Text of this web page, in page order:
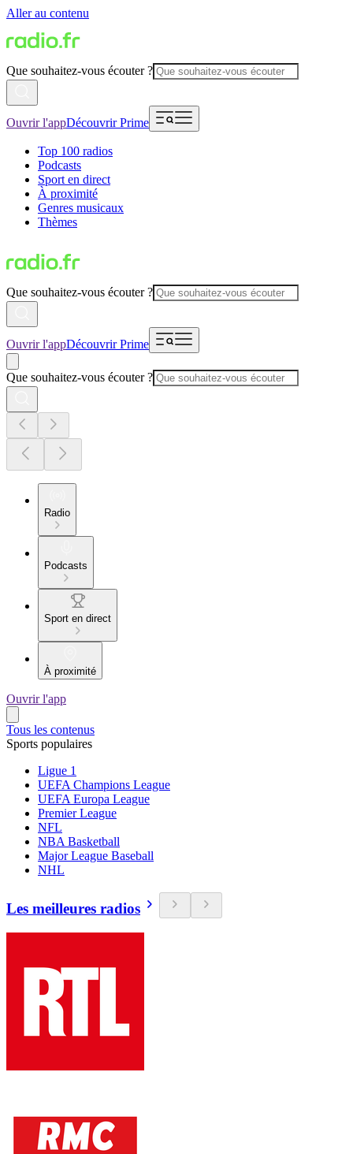
Aller au contenu
Que souhaitez-vous écouter ?
Ouvrir l'appDécouvrir Prime
Top 100 radios
Podcasts
Sport en direct
À proximité
Genres musicaux
Thèmes
Que souhaitez-vous écouter ?
Ouvrir l'appDécouvrir Prime
Que souhaitez-vous écouter ?
Radio
Podcasts
Sport en direct
À proximité
Ouvrir l'app
Tous les contenus
Sports populaires
Ligue 1
UEFA Champions League
UEFA Europa League
Premier League
NFL
NBA Basketball
Major League Baseball
NHL
Les meilleures radios